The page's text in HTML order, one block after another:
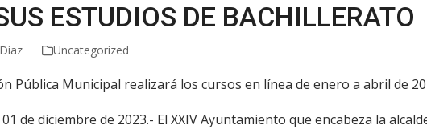
ESTUDIOS DE BACHILLERATO
Uncategorized
Pública Municipal realizará los cursos en línea de enero a abril de
de diciembre de 2023.- El XXIV Ayuntamiento que encabeza la